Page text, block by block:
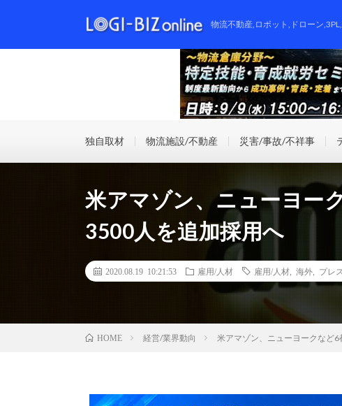
物流不動産,ロボット,ドローン
独自取材 物流施設/不動産 災害/事故/不祥事
米アマゾン、ニューヨー
3500人を追加採用へ
2020.08.19 10:21:53 雇用/人材 雇用/人材 海外 プレ
HOME 経営/業界動向 米アマゾン、ニューヨークなど